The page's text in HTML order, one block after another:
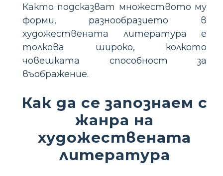
Както подсказват множеството му
форми, разнообразието в
художествената литература е
толкова широко, колкото
човешката способност за
въображение.
Как да се запознаем с
жанра на
художествената
литература